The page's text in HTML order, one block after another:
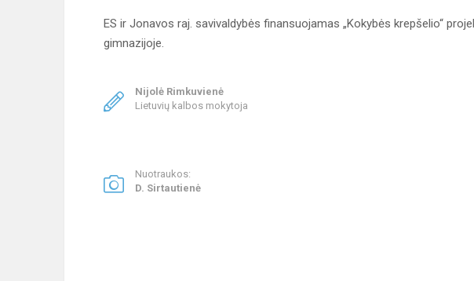
ES ir Jonavos raj. savivaldybės finansuojamas „Kokybės krepšelio“
gimnazijoje.
Nijolė Rimkuvienė
Lietuvių kalbos mokytoja
Nuotraukos:
D. Sirtautienė